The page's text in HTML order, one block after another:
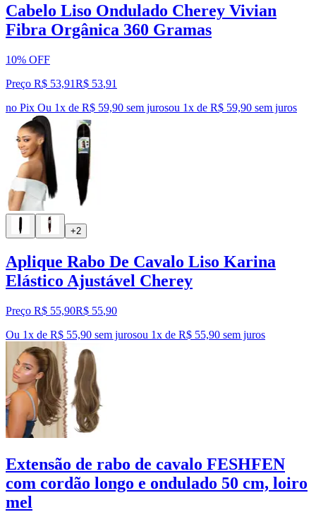
Cabelo Liso Ondulado Cherey Vivian
Fibra Orgânica 360 Gramas
10% OFF
Preço R$ 53,91R$ 53,91
no Pix Ou 1x de R$ 59,90 sem jurosou 1x de R$ 59,90 sem juros
+2
Aplique Rabo De Cavalo Liso Karina
Elástico Ajustável Cherey
Preço R$ 55,90R$ 55,90
Ou 1x de R$ 55,90 sem jurosou 1x de R$ 55,90 sem juros
Extensão de rabo de cavalo FESHFEN
com cordão longo e ondulado 50 cm, loiro
mel